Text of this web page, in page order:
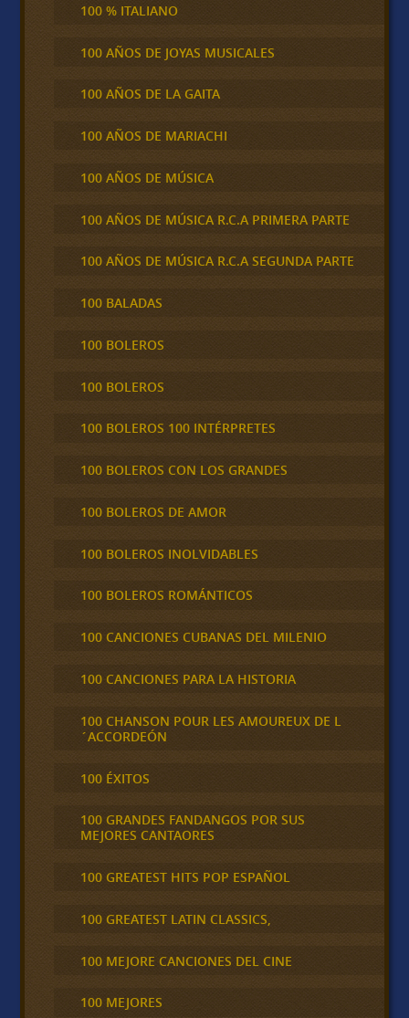
100 % ITALIANO
100 AÑOS DE JOYAS MUSICALES
100 AÑOS DE LA GAITA
100 AÑOS DE MARIACHI
100 AÑOS DE MÚSICA
100 AÑOS DE MÚSICA R.C.A PRIMERA PARTE
100 AÑOS DE MÚSICA R.C.A SEGUNDA PARTE
100 BALADAS
100 BOLEROS
100 BOLEROS
100 BOLEROS 100 INTÉRPRETES
100 BOLEROS CON LOS GRANDES
100 BOLEROS DE AMOR
100 BOLEROS INOLVIDABLES
100 BOLEROS ROMÁNTICOS
100 CANCIONES CUBANAS DEL MILENIO
100 CANCIONES PARA LA HISTORIA
100 CHANSON POUR LES AMOUREUX DE L
´ACCORDEÓN
100 ÉXITOS
100 GRANDES FANDANGOS POR SUS
MEJORES CANTAORES
100 GREATEST HITS POP ESPAÑOL
100 GREATEST LATIN CLASSICS,
100 MEJORE CANCIONES DEL CINE
100 MEJORES